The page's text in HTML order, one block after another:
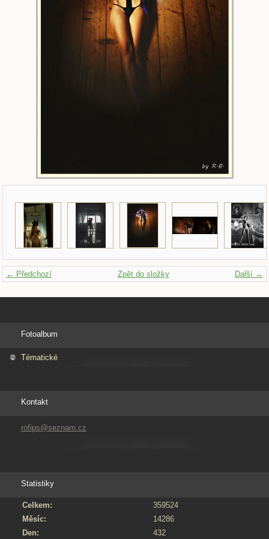
← Předchozí Další →
Zpět do složky
Fotoalbum
Tématické
Kontakt
rofips@seznam.cz
Statistiky
Celkem:
359524
Měsíc:
14286
Den:
432